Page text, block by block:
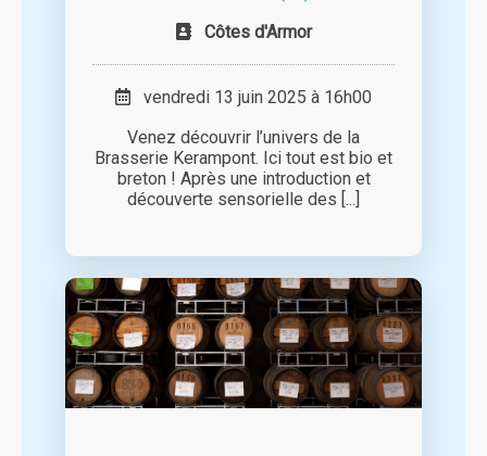
Côtes d'Armor
vendredi 13 juin 2025 à 16h00
Venez découvrir l’univers de la
Brasserie Kerampont. Ici tout est bio et
breton ! Après une introduction et
découverte sensorielle des [...]